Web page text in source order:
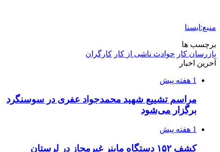
برای مراسم اربعین
یکم تیر ماه
در سیستان و بلوچستان